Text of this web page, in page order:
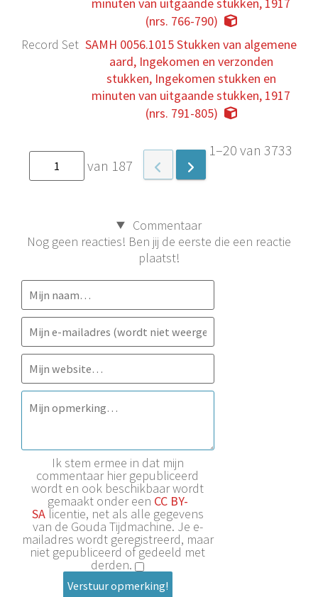
(nrs. 766-790)
Record Set SAMH 0056.1015 Stukken van algemene
aard, Ingekomen en verzonden
stukken, Ingekomen stukken en
minuten van uitgaande stukken, 1917
(nrs. 791-805)
van 187
1–20 van 3733
Commentaar
Nog geen reacties! Ben jij de eerste die een reactie
plaatst!
Ik stem ermee in dat mijn
commentaar hier gepubliceerd
wordt en ook beschikbaar wordt
gemaakt onder een CC BY-
SAlicentie, net als alle gegevens
van de Gouda Tijdmachine. Je e-
mailadres wordt geregistreerd, maar
niet gepubliceerd of gedeeld met
derden.
Verstuur opmerking!